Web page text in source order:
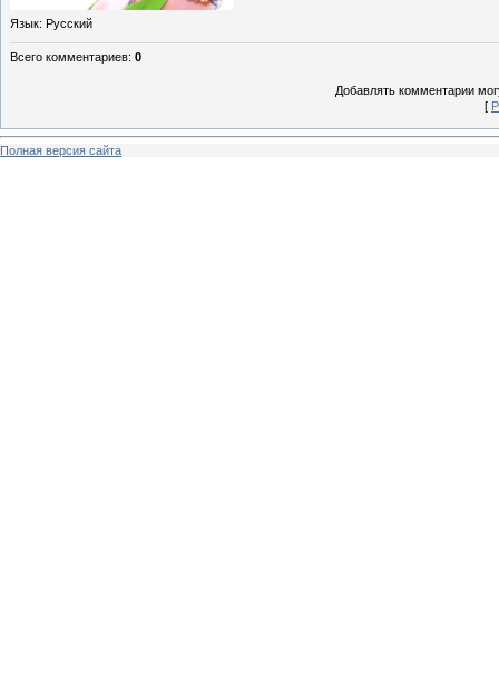
Язык: Русский
Всего комментариев: 0
Добавлять комментарии
[
Полная версия сайта